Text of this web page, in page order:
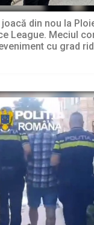
din nou la
League. Meciul
cu grad